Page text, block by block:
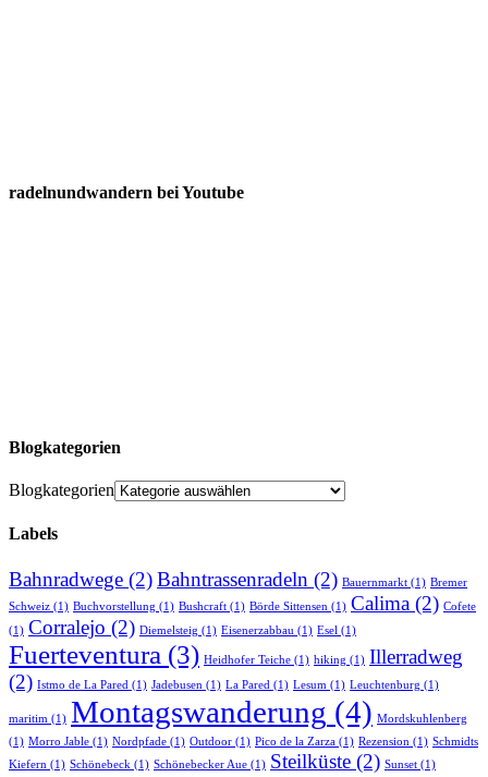
radelnundwandern bei Youtube
Blogkategorien
Blogkategorien
Labels
Bahnradwege (2)Bahntrassenradeln (2) Bauernmarkt (1) Bremer
Schweiz (1) Buchvorstellung (1) Bushcraft (1) Börde Sittensen (1) Calima (2) Cofete
(1) Corralejo (2) Diemelsteig (1) Eisenerzabbau (1) Esel (1)
Fuerteventura (3) Heidhofer Teiche (1) hiking (1) Illerradweg
(2) Istmo de La Pared (1) Jadebusen (1) La Pared (1) Lesum (1) Leuchtenburg (1)
maritim (1) Montagswanderung (4) Mordskuhlenberg
(1) Morro Jable (1) Nordpfade (1) Outdoor (1) Pico de la Zarza (1) Rezension (1) Schmidts
Kiefern (1) Schönebeck (1) Schönebecker Aue (1) Steilküste (2) Sunset (1)